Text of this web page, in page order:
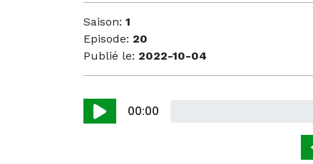
Saison: 1
Episode: 20
Publié le: 2022-10-04
00:00